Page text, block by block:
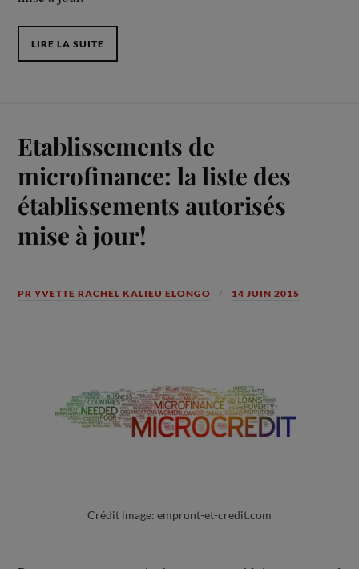
LIRE LA SUITE
Etablissements de
microfinance: la liste des
établissements autorisés
mise à jour!
PR YVETTE RACHEL KALIEU ELONGO 14 JUIN 2015
Crédit image: emprunt-et-credit.com